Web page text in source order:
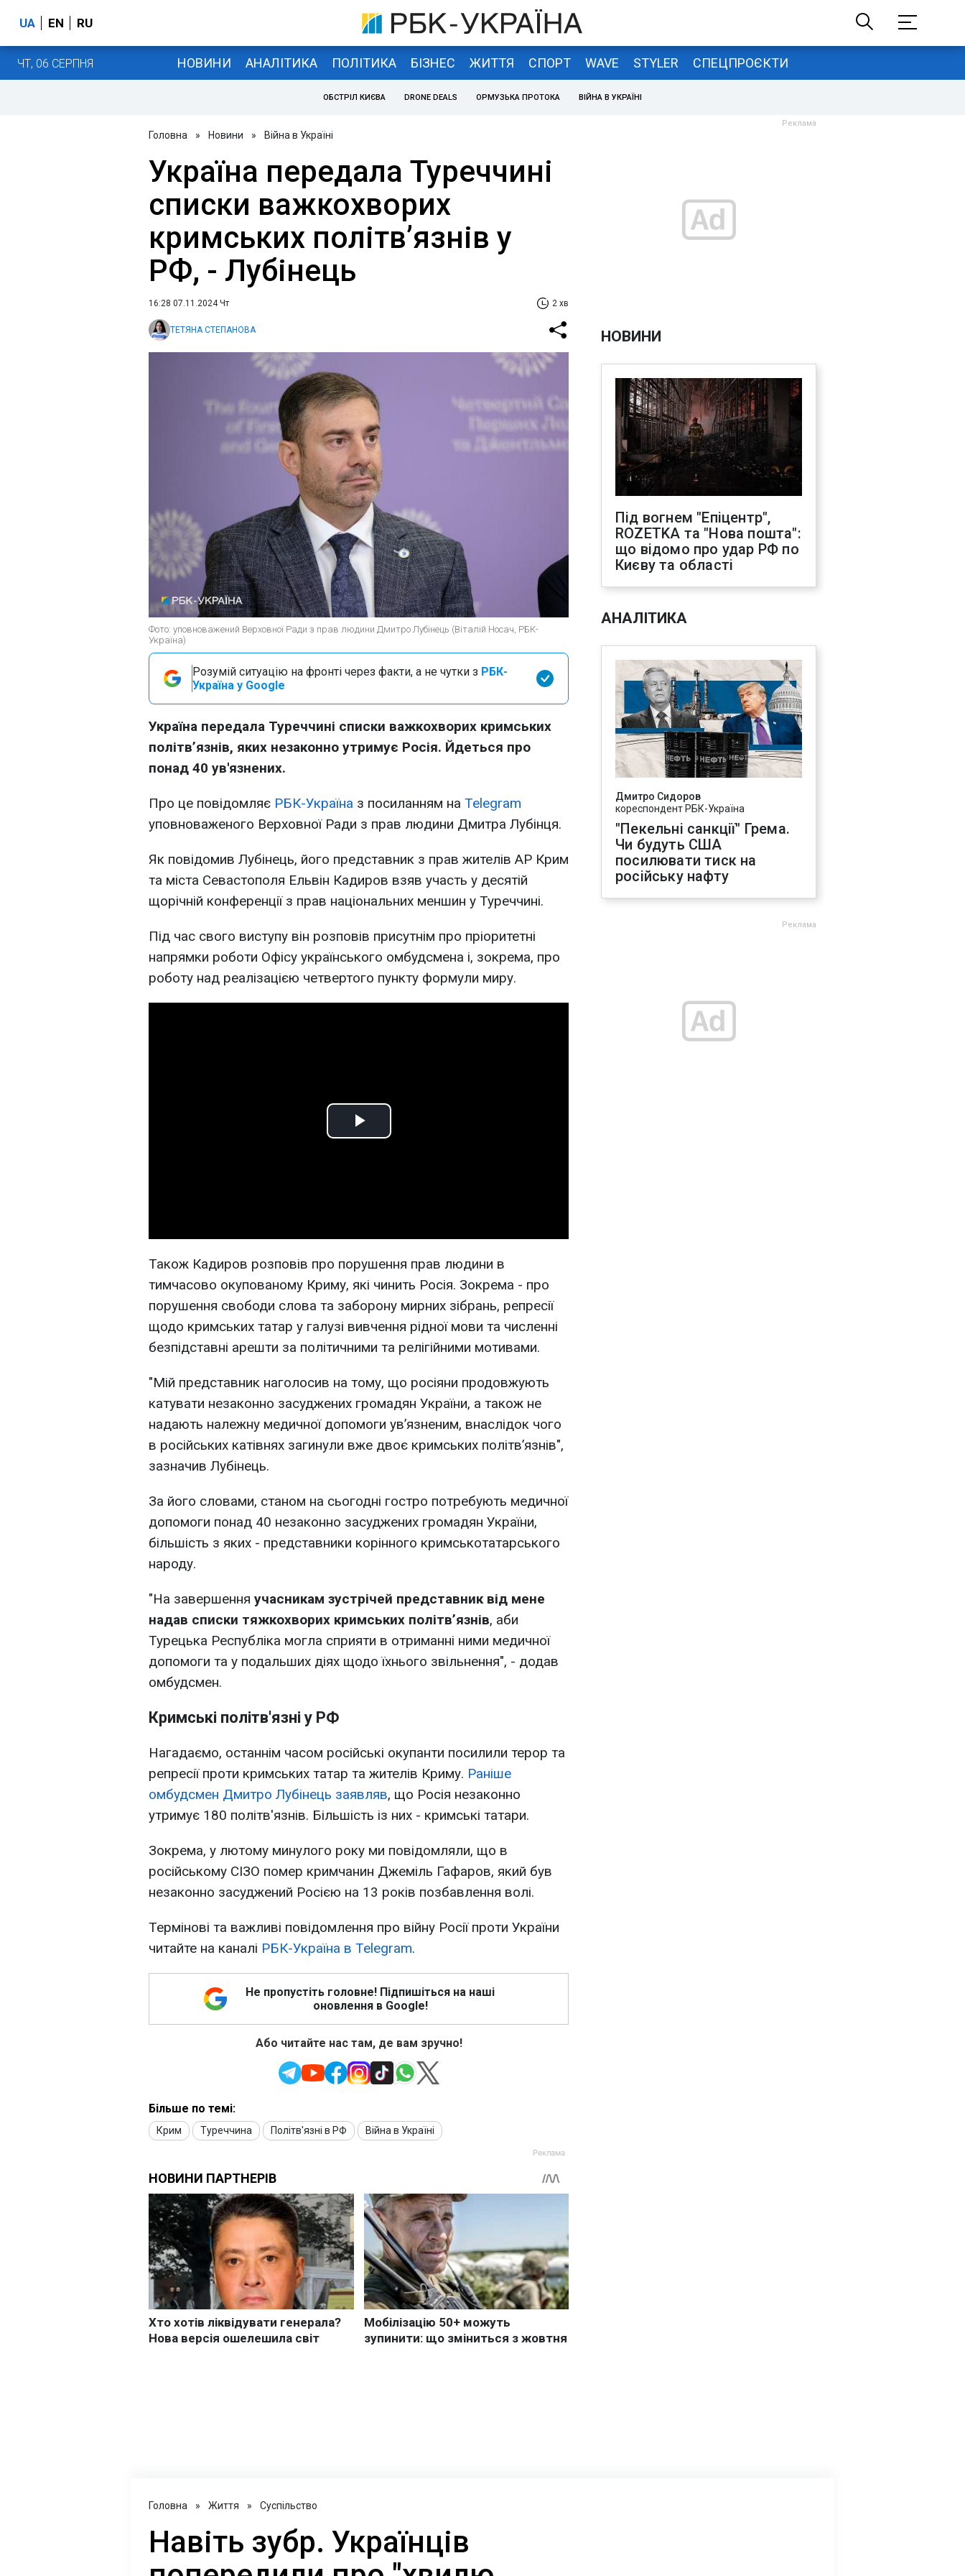
UA EN RU
ЧТ, 06 СЕРПНЯ НОВИНИ АНАЛІТИКА ПОЛІТИКА БІЗНЕС ЖИТТЯ СПОРТ WAVE STYLER СПЕЦПРОЄКТИ
ОБСТРІЛ КИЄВА DRONE DEALS ОРМУЗЬКА ПРОТОКА ВІЙНА В УКРАЇНІ
Головна » Новини » Війна в Україні
Україна передала Туреччині
списки важкохворих
кримських політв’язнів у
РФ, - Лубінець
16:28 07.11.2024 Чт 2 хв
ТЕТЯНА СТЕПАНОВА
Фото: уповноважений Верховної Ради з прав людини Дмитро Лубінець (Віталій Носач, РБК-
Україна)
Розумій ситуацію на фронті через факти, а не чутки з РБК-
Україна у Google
Україна передала Туреччині списки важкохворих кримських
політв’язнів, яких незаконно утримує Росія. Йдеться про
понад 40 ув'язнених.
Про це повідомляє РБК-Україна з посиланням на Telegram
уповноваженого Верховної Ради з прав людини Дмитра Лубінця.
Як повідомив Лубінець, його представник з прав жителів АР Крим
та міста Севастополя Ельвін Кадиров взяв участь у десятій
щорічній конференції з прав національних меншин у Туреччині.
Під час свого виступу він розповів присутнім про пріоритетні
напрямки роботи Офісу українського омбудсмена і, зокрема, про
роботу над реалізацією четвертого пункту формули миру.
Play
Також Кадиров розповів про порушення прав людини в
тимчасово окупованому Криму, які чинить Росія. Зокрема - про
порушення свободи слова та заборону мирних зібрань, репресії
щодо кримських татар у галузі вивчення рідної мови та численні
безпідставні арешти за політичними та релігійними мотивами.
"Мій представник наголосив на тому, що росіяни продовжують
катувати незаконно засуджених громадян України, а також не
надають належну медичної допомоги ув’язненим, внаслідок чого
в російських катівнях загинули вже двоє кримських політв’язнів",
зазначив Лубінець.
За його словами, станом на сьогодні гостро потребують медичної
допомоги понад 40 незаконно засуджених громадян України,
більшість з яких - представники корінного кримськотатарського
народу.
"На завершення учасникам зустрічей представник від мене
надав списки тяжкохворих кримських політв’язнів, аби
Турецька Республіка могла сприяти в отриманні ними медичної
допомоги та у подальших діях щодо їхнього звільнення", - додав
омбудсмен.
Кримські політв'язні у РФ
Нагадаємо, останнім часом російські окупанти посилили терор та
репресії проти кримських татар та жителів Криму. Раніше
омбудсмен Дмитро Лубінець заявляв, що Росія незаконно
утримує 180 політв'язнів. Більшість із них - кримські татари.
Зокрема, у лютому минулого року ми повідомляли, що в
російському СІЗО помер кримчанин Джеміль Гафаров, який був
незаконно засуджений Росією на 13 років позбавлення волі.
Термінові та важливі повідомлення про війну Росії проти України
читайте на каналі РБК-Україна в Telegram.
Не пропустіть головне! Підпишіться на наші
оновлення в Google!
Або читайте нас там, де вам зручно!
Більше по темі:
Крим Туреччина Політв'язні в РФ Війна в Україні
НОВИНИ
Під вогнем "Епіцентр",
ROZETKA та "Нова пошта":
що відомо про удар РФ по
Києву та області
АНАЛІТИКА
Дмитро Сидоров
кореспондент РБК-Україна
"Пекельні санкції" Грема.
Чи будуть США
посилювати тиск на
російську нафту
Головна » Життя » Суспільство
Навіть зубр. Українців